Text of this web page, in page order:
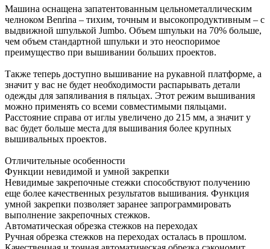
Машина оснащена запатентованным цельнометаллическим
челноком Benrina – тихим, точным и высокопродуктивным – с
выдвижной шпулькой Jumbo. Объем шпульки на 70% больше,
чем объем стандартной шпульки и это неоспоримое
преимущество при вышивании больших проектов.
Также теперь доступно вышивание на рукавной платформе, а
значит у вас не будет необходимости распарывать детали
одежды для запяливания в пяльцах. Этот режим вышивания
можно применять со всеми совместимыми пяльцами.
Расстояние справа от иглы увеличено до 215 мм, а значит у
вас будет больше места для вышивания более крупных
вышивальных проектов.
Отличительные особенности
Функции невидимой и умной закрепки
Невидимые закрепочные стежки способствуют получению
еще более качественных результатов вышивания. Функция
умной закрепки позволяет заранее запрограммировать
выполнение закрепочных стежков.
Автоматическая обрезка стежков на переходах
Ручная обрезка стежков на переходах осталась в прошлом.